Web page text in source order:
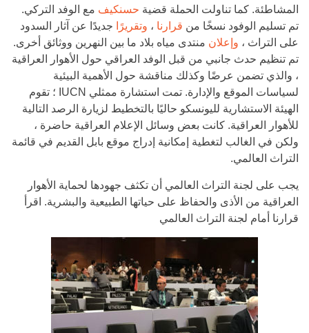
المشاطئة. كما تناولت الحملة قضية حسنكيف مع الوفد التركي.
تم تسليم الوفود نسخًا من قرارنا ، وتقريرًا
جديدًا عن آثار السدود
على التراث ، وإعلان منتدى مياه بلاد ما بين النهرين ووثائق أخرى.
تم تنظيم حدث جانبي من قبل الوفد العراقي حول الأهوار العراقية
، والذي تضمن عرضًا وكذلك مناقشة حول الأهمية البيئية
لسياسات الموقع والإدارة. تمت استشارة ممثلي IUCN ؛ تقوم
الهيئة الاستشارية لليونسكو حاليًا بالتخطيط لزيارة الرصد التالية
للأهوار العراقية. كانت بعض وسائل الإعلام العراقية حاضرة ،
ولكن في الغالب لتغطية إمكانية إدراج موقع بابل القديم في قائمة
التراث العالمي.
يجب على لجنة التراث العالمي أن تكثف جهودها لحماية الأهوار
العراقية من الأذى والحفاظ على حياتها الطبيعية والبشرية. اقرأ
قرارنا أمام لجنة التراث العالمي